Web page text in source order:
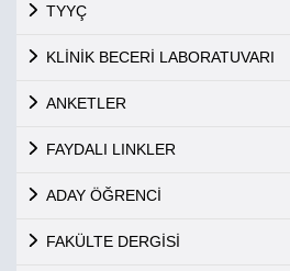
TYYÇ
KLİNİK BECERİ LABORATUVARI
ANKETLER
FAYDALI LINKLER
ADAY ÖĞRENCİ
FAKÜLTE DERGİSİ